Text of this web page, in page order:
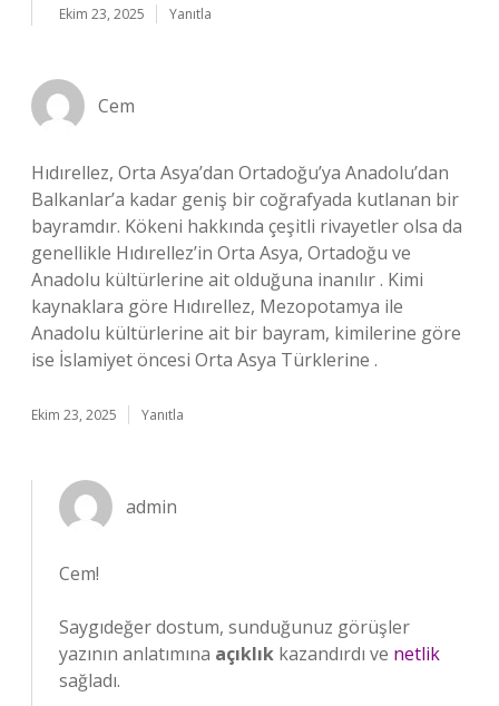
Ekim 23, 2025 Yanıtla
Cem
Hıdırellez, Orta Asya’dan Ortadoğu’ya Anadolu’dan
Balkanlar’a kadar geniş bir coğrafyada kutlanan bir
bayramdır. Kökeni hakkında çeşitli rivayetler olsa da
genellikle Hıdırellez’in Orta Asya, Ortadoğu ve
Anadolu kültürlerine ait olduğuna inanılır . Kimi
kaynaklara göre Hıdırellez, Mezopotamya ile
Anadolu kültürlerine ait bir bayram, kimilerine göre
ise İslamiyet öncesi Orta Asya Türklerine .
Ekim 23, 2025 Yanıtla
admin
Cem!
Saygıdeğer dostum, sunduğunuz görüşler
yazının anlatımına açıklık kazandırdı ve netlik
sağladı.